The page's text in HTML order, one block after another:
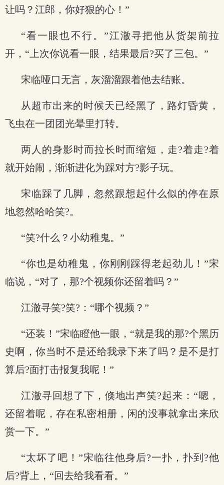
让吗？江郎，你好狠的心！”
“看一眼也不行。”江澈寻把他从货架前拉
开，“上次你说看一眼，结果最后?买了三包。”
宋临哑口无言，灰溜溜跟着他去结账。
从超市出来的时候天已经黑了，路灯昏黄，
飞虫在一团团光晕里打转。
两人的身影时而拉长时而缩短，走?着走?着
就开始闹，渐渐进化为踩对方?影子玩。
宋临踩了几脚，忽然跟想起什么似的停在原
地忽然哈哈笑?。
“笑?什么？小幼稚鬼。”
“你也是幼稚鬼，你刚刚踩得老起劲儿！”宋
临说，“对了，那?个视频你还留着吗？”
江澈寻笑?笑?：“哪个视频？”
“还装！”宋临瞪他一眼，“就是我的那?个黑历
史啊，你当时不是还给我录下来了吗？是不是打
算后?面打击报复我呢！”
江澈寻回想了下，倏地出声笑?起来：“嗯，
还留着呢，存在私密相册，闲的没事就拿出来欣
赏一下。”
“太坏了吧！”宋临往他身后?一扑，扑到?他
后?背上，“回去给我看看。”